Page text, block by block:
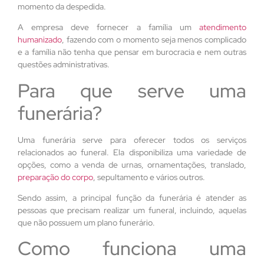
momento da despedida.
A empresa deve fornecer a família um atendimento
humanizado, fazendo com o momento seja menos complicado
e a família não tenha que pensar em burocracia e nem outras
questões administrativas.
Para que serve uma
funerária?
Uma funerária serve para oferecer todos os serviços
relacionados ao funeral. Ela disponibiliza uma variedade de
opções, como a venda de urnas, ornamentações, translado,
preparação do corpo , sepultamento e vários outros.
Sendo assim, a principal função da funerária é atender as
pessoas que precisam realizar um funeral, incluindo, aquelas
que não possuem um plano funerário.
Como funciona uma